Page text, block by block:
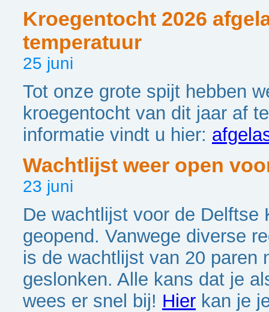
Kroegentocht 2026
temperatuur
25 juni
Tot onze grote spijt hebben
kroegentocht van dit jaar af
informatie vindt u hier:
Wachtlijst weer open
23 juni
De wachtlijst voor de Delftse
geopend. Vanwege diverse
is de wachtlijst van 20 paren
geslonken. Alle kans dat je
wees er snel bij! Hier kan je